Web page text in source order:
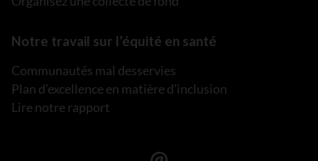
Notre travail sur l’équité en santé
Communautés mal desservies
Plan d’excellence en matière d’inclusion
Lire notre rapport